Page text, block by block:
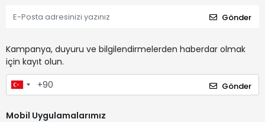
Gönder
Kampanya, duyuru ve bilgilendirmelerden haberdar olmak
için kayıt olun.
Gönder
Mobil Uygulamalarımız